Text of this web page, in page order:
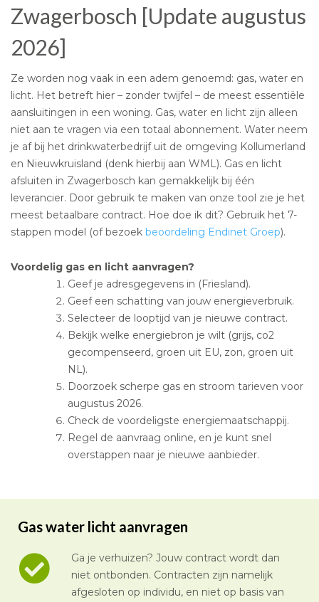
Zwagerbosch [Update augustus
2026]
Ze worden nog vaak in een adem genoemd: gas, water en
licht. Het betreft hier – zonder twijfel – de meest essentiële
aansluitingen in een woning. Gas, water en licht zijn alleen
niet aan te vragen via een totaal abonnement. Water neem
je af bij het drinkwaterbedrijf uit de omgeving Kollumerland
en Nieuwkruisland (denk hierbij aan WML). Gas en licht
afsluiten in Zwagerbosch kan gemakkelijk bij één
leverancier. Door gebruik te maken van onze tool zie je het
meest betaalbare contract. Hoe doe ik dit? Gebruik het 7-
stappen model (of bezoek beoordeling Endinet Groep).
Voordelig gas en licht aanvragen?
Geef je adresgegevens in (Friesland).
Geef een schatting van jouw energieverbruik.
Selecteer de looptijd van je nieuwe contract.
Bekijk welke energiebron je wilt (grijs, co2
gecompenseerd, groen uit EU, zon, groen uit
NL).
Doorzoek scherpe gas en stroom tarieven voor
augustus 2026.
Check de voordeligste energiemaatschappij.
Regel de aanvraag online, en je kunt snel
overstappen naar je nieuwe aanbieder.
Gas water licht aanvragen
Ga je verhuizen? Jouw contract wordt dan
niet ontbonden. Contracten zijn namelijk
afgesloten op individu, en niet op basis van